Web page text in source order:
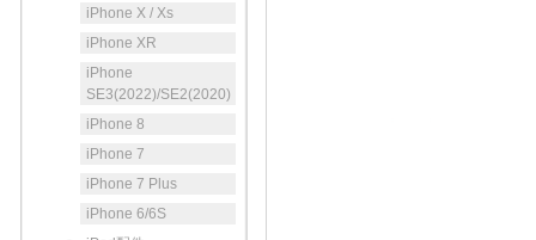
iPhone X / Xs
iPhone XR
iPhone
SE3(2022)/SE2(2020)
iPhone 8
iPhone 7
iPhone 7 Plus
iPhone 6/6S